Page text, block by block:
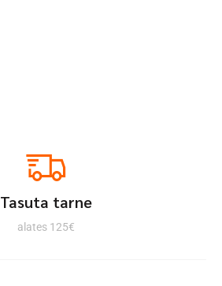
Tasuta tarne
alates 125€